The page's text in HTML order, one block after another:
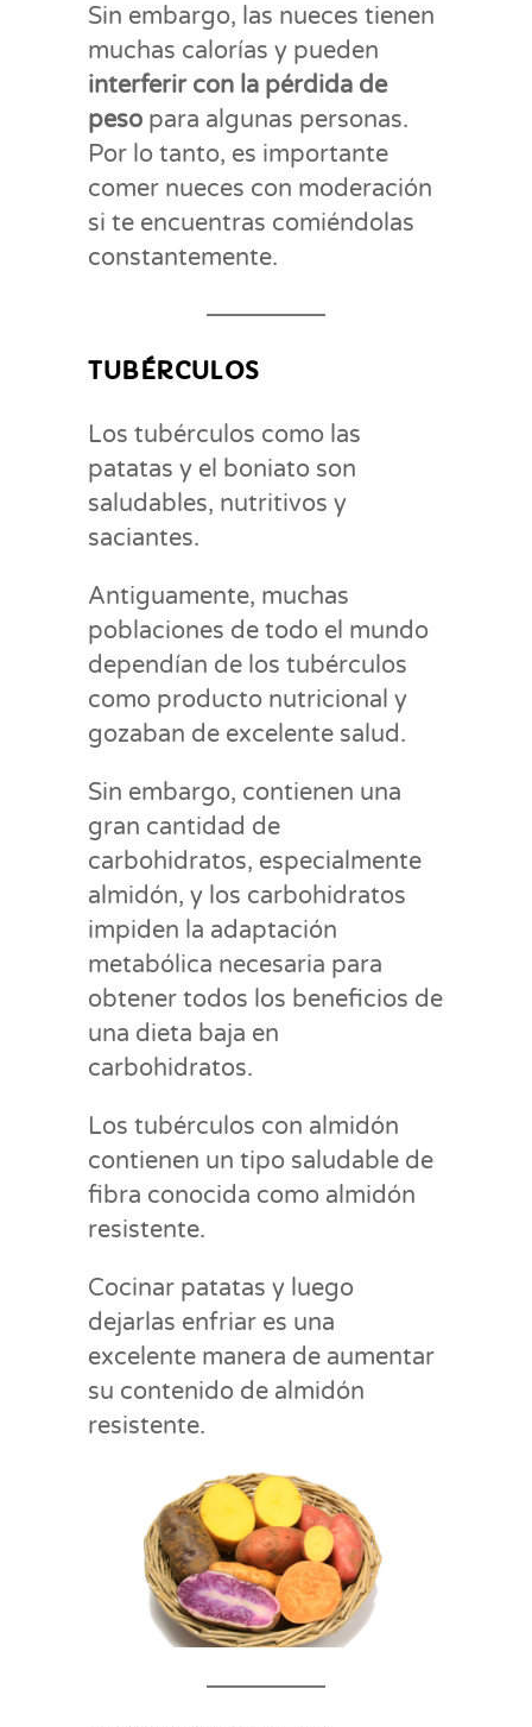
Sin embargo, las nueces tienen
muchas calorías y pueden
interferir con la pérdida de
peso para algunas personas.
Por lo tanto, es importante
comer nueces con moderación
si te encuentras comiéndolas
constantemente.
TUBÉRCULOS
Los tubérculos como las
patatas y el boniato son
saludables, nutritivos y
saciantes.
Antiguamente, muchas
poblaciones de todo el mundo
dependían de los tubérculos
como producto nutricional y
gozaban de excelente salud.
Sin embargo, contienen una
gran cantidad de
carbohidratos, especialmente
almidón, y los carbohidratos
impiden la adaptación
metabólica necesaria para
obtener todos los beneficios de
una dieta baja en
carbohidratos.
Los tubérculos con almidón
contienen un tipo saludable de
fibra conocida como almidón
resistente.
Cocinar patatas y luego
dejarlas enfriar es una
excelente manera de aumentar
su contenido de almidón
resistente.